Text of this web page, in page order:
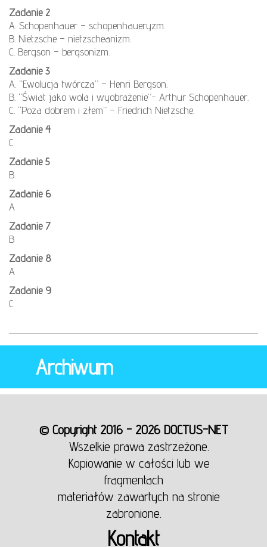
Zadanie 2
A. Schopenhauer – schopenhaueryzm.
B. Nietzsche – nietzscheanizm.
C. Bergson – bergsonizm.
Zadanie 3
A. “Ewolucja twórcza” – Henri Bergson.
B. “Świat jako wola i wyobrażenie”- Arthur Schopenhauer.
C. “Poza dobrem i złem” – Friedrich Nietzsche.
Zadanie 4
C
Zadanie 5
B
Zadanie 6
A
Zadanie 7
B
Zadanie 8
A
Zadanie 9
C
Archiwum
© Copyright 2016 - 2026 DOCTUS-NET
Wszelkie prawa zastrzeżone.
Kopiowanie w całości lub we
fragmentach
materiałów zawartych na stronie
zabronione.
Kontakt